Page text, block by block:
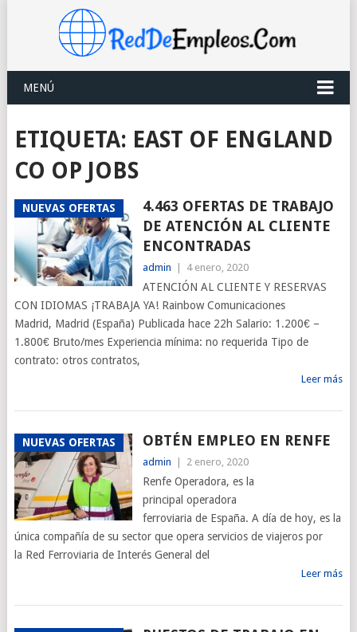
MENÚ
ETIQUETA: EAST OF ENGLAND
CO OP JOBS
NUEVAS OFERTAS
4.463 OFERTAS DE TRABAJO
DE ATENCIÓN AL CLIENTE
ENCONTRADAS
admin 4 enero, 2020
ATENCIÓN AL CLIENTE Y RESERVAS
CON IDIOMAS ¡TRABAJA YA! Rainbow Comunicaciones
Madrid, Madrid (España) Publicada hace 22h Salario: 1.200€ –
1.800€ Bruto/mes Experiencia mínima: no requerida Tipo de
contrato: otros contratos,
Leer más
NUEVAS OFERTAS OBTÉN EMPLEO EN RENFE
admin 2 enero, 2020
Renfe Operadora, es la
principal operadora
ferroviaria de España. A día de hoy, es la
única compañía de su sector que opera servicios de viajeros por
la Red Ferroviaria de Interés General del
Leer más